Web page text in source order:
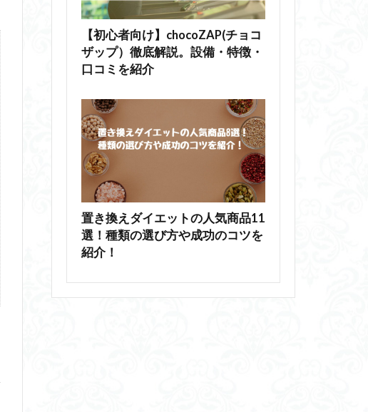
【初心者向け】chocoZAP(チョコ
ザップ）徹底解説。設備・特徴・
口コミを紹介
置き換えダイエットの人気商品11
選！種類の選び方や成功のコツを
紹介！